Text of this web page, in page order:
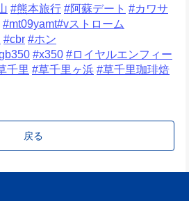
#熊本旅行 #阿蘇デート #カワサ
#mt09yamt#vストローム
#cbr #ホン
#x350 #ロイヤルエンフィー
千里 #草千里ヶ浜 #草千里珈琲焙
戻る